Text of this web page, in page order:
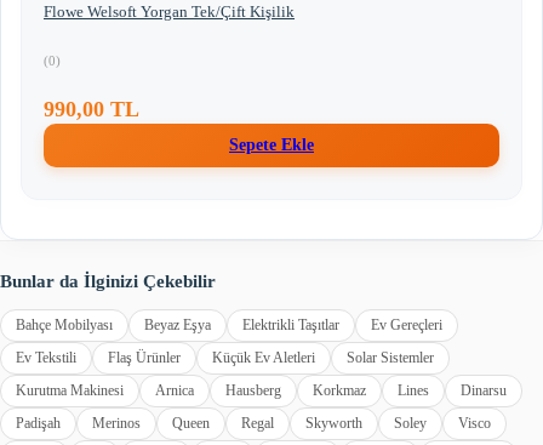
Flowe Welsoft Yorgan Tek/Çift Kişilik
(0)
990,00 TL
Sepete Ekle
Bunlar da İlginizi Çekebilir
Bahçe Mobilyası Beyaz Eşya Elektrikli Taşıtlar
Ev Gereçleri
Ev Tekstili
Flaş Ürünler Küçük Ev Aletleri
Solar Sistemler
Kurutma Makinesi
Arnica Hausberg Korkmaz Lines
Dinarsu
Padişah
Merinos Queen Regal Skyworth Soley
Visco